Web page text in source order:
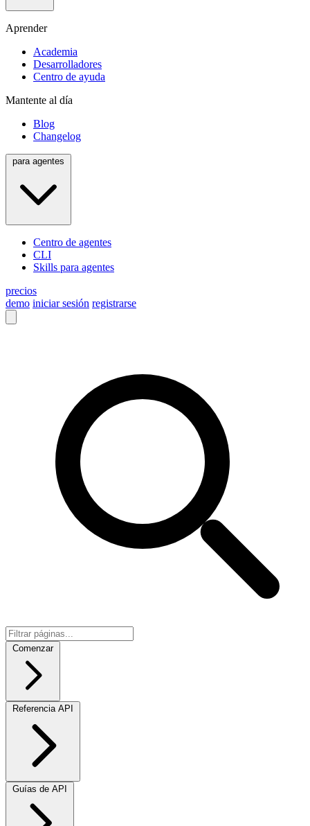
Aprender
Academia
Desarrolladores
Centro de ayuda
Mantente al día
Blog
Changelog
Centro de agentes
CLI
Skills para agentes
precios
demo iniciar sesión registrarse
Comenzar
Referencia API
Guías de API